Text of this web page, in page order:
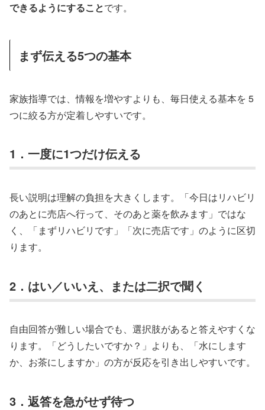
できるようにすることです。
まず伝える5つの基本
家族指導では、情報を増やすよりも、毎日使える基本を 5
つに絞る方が定着しやすいです。
1．一度に1つだけ伝える
長い説明は理解の負担を大きくします。「今日はリハビリ
のあとに売店へ行って、そのあと薬を飲みます」ではな
く、「まずリハビリです」「次に売店です」のように区切
ります。
2．はい／いいえ、または二択で聞く
自由回答が難しい場合でも、選択肢があると答えやすくな
ります。「どうしたいですか？」よりも、「水にします
か、お茶にしますか」の方が反応を引き出しやすいです。
3．返答を急がせず待つ